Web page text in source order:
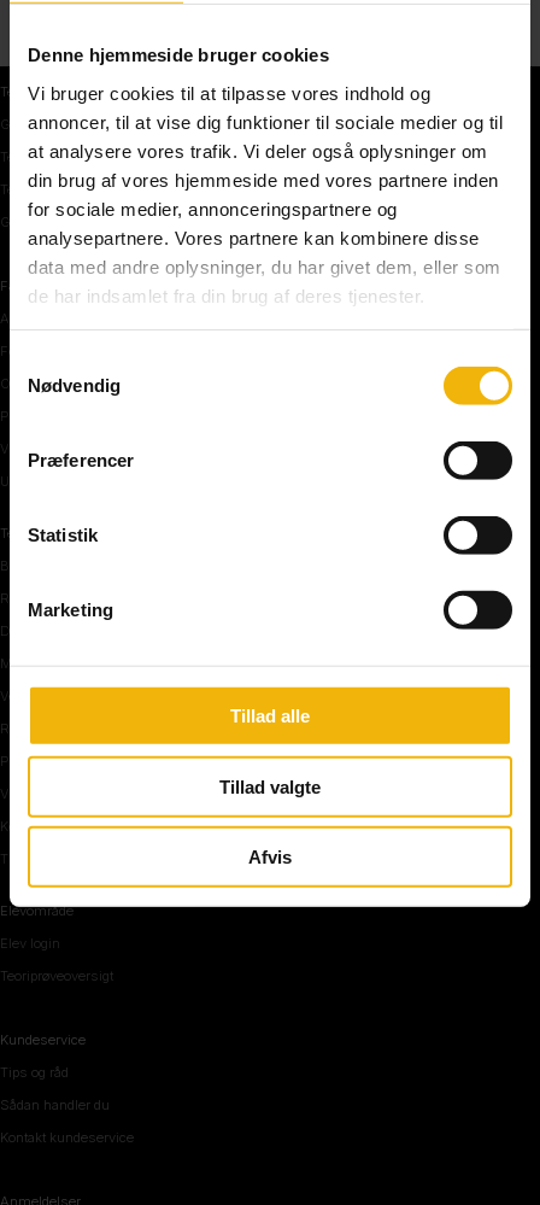
Denne hjemmeside bruger cookies
Vi bruger cookies til at tilpasse vores indhold og
annoncer, til at vise dig funktioner til sociale medier og til
at analysere vores trafik. Vi deler også oplysninger om
din brug af vores hjemmeside med vores partnere inden
for sociale medier, annonceringspartnere og
analysepartnere. Vores partnere kan kombinere disse
data med andre oplysninger, du har givet dem, eller som
de har indsamlet fra din brug af deres tjenester.
Nødvendig
Præferencer
Statistik
Marketing
Tillad alle
Tillad valgte
Afvis
Teoriprøver
Gratis teoriprøve
Teoriprøver oversigt
Teoriprøver – pakker/priser
Generhvervelse af kørekort
Færdselstavler
Advarselstavler
Forbudstavler
Oplysningstavler
Påbudstavler
Vigepligtstavler
Undertavler
Teoriundervisning
Bilens teknik
Risikoforhold
De første manøvre på vej
Manøvre på vej
Vejkryds
Rundkørsel og motorvej
Parkering, mørke og tunnel
Vi mennesker
Køreteknik
Tips og råd inden teoriprøven
Elevområde
Elev login
Teoriprøveoversigt
Kundeservice
Tips og råd
Sådan handler du
Kontakt kundeservice
Anmeldelser